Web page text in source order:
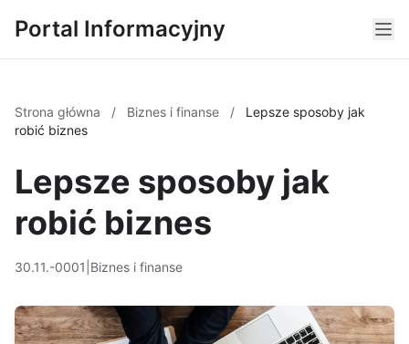
Portal Informacyjny
Strona główna / Biznes i finanse /
Lepsze sposoby jak
robić biznes
Lepsze sposoby jak
robić biznes
30.11.-0001 Biznes i finanse